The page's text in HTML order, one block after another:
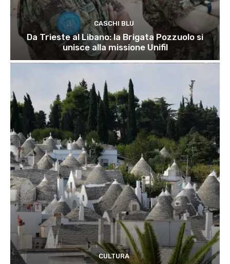
CASCHI BLU
Da Trieste al Libano: la Brigata Pozzuolo si
unisce alla missione Unifil
CULTURA